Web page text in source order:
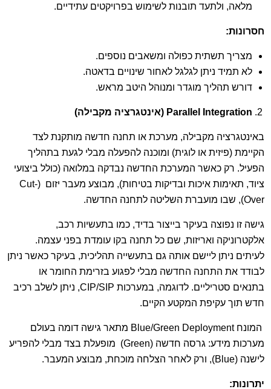
מלאה, ולתעד תובנות לשימוש בפרויקטים עתידיים.
חסרונות:
מצריך תשתית כפולה ומשאבים נוספים.
לא תמיד ניתן לגלגל לאחור שינויים בדאטה.
דורש תהליך מוגדר ומנוהל היטב מראש.
Parallel Integration (אינטגרציה מקבילה)
באינטגרציה מקבילה, מערכת או תחנה חדשה מותקנת לצד
הקיימת (פיזית או לוגית) ומוכנה להפעלה מבלי לגעת בתהליך
הפעיל. רק כאשר המערכת החדשה נבדקה במלואה (כולל ביצועי
ציוד, תאימות איכות ובדיקות בטיחות), מבוצע מעבר יזום (Cut-
Over), שבו מועברת השליטה לתחנה החדשה.
גישה זו נפוצה בעיקר בייצור בדיד, כמו בתעשיות רכב,
אלקטרוניקה ואריזות, שם כל תחנה בקו עומדת בפני עצמה.
לעיתים ניתן ליישם אותה גם בתעשייה תהליכית, בעיקר כאשר ניתן
לבודד את התחנה החדשה מבלי לפגוע בזרימת החומר או
בתנאים סטריליים. לדוגמה, במערכות CIP/SIP, ניתן לשלב רכיב
חדש תוך עקיפת המקטע הקיים.
המונח Blue/Green Deployment מתאר גישה דומה בעולם
מערכות מידע: גרסה חדשה (Green) מופעלת בצד מבלי להפריע
לישנה (Blue), ורק לאחר הצלחה מוכחת, מבוצע המעבר.
יתרונות: